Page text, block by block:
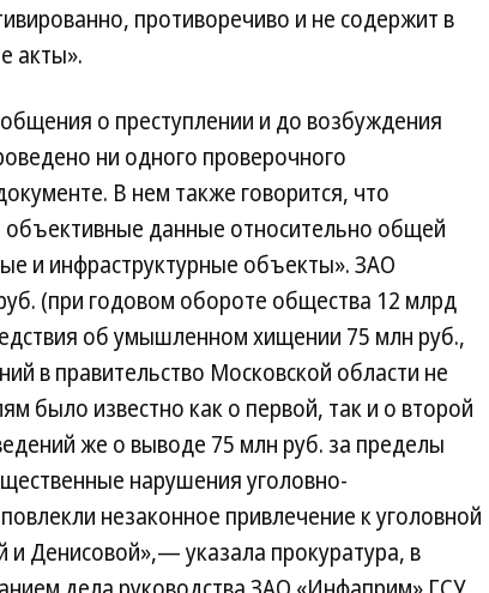
противоречиво и не содержит в
акты».
о преступлении и до возбуждения
ни одного проверочного
В нем также говорится, что
данные относительно общей
и инфраструктурные объекты». ЗАО
(при годовом обороте общества 12 млрд
об умышленном хищении 75 млн руб.,
в правительство Московской области не
было известно как о первой, так и о второй
же о выводе 75 млн руб. за пределы
нарушения уголовно-
незаконное привлечение к уголовной
и Денисовой»,— указала прокуратура, в